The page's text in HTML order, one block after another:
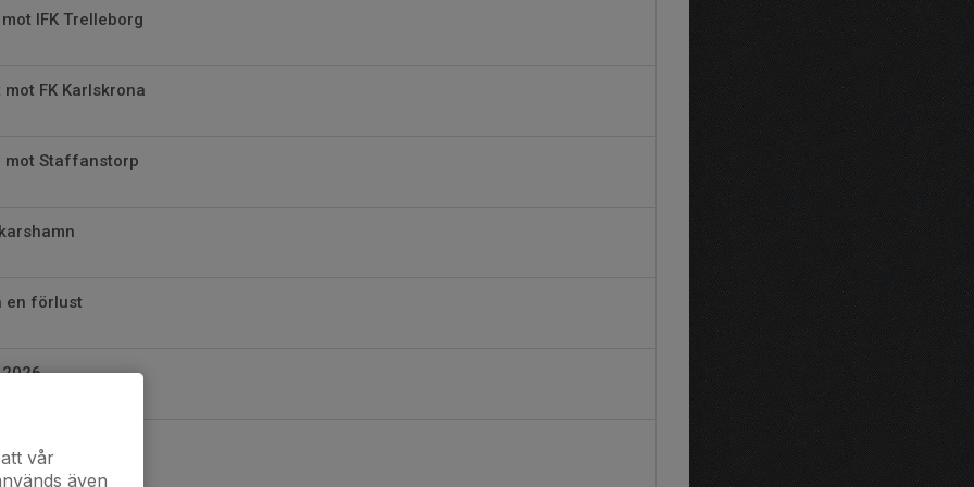
IFK Trelleborg
FK Karlskrona
mot Staffanstorp
en förlust
vår
även